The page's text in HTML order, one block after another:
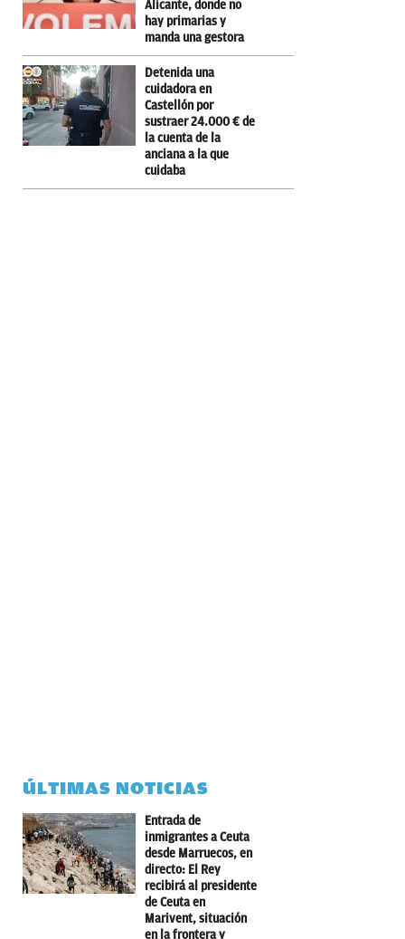
Alicante, donde no
hay primarias y
manda una gestora
Detenida una
cuidadora en
Castellón por
sustraer 24.000 € de
la cuenta de la
anciana a la que
cuidaba
ÚLTIMAS NOTICIAS
Entrada de
inmigrantes a Ceuta
desde Marruecos, en
directo: El Rey
recibirá al presidente
de Ceuta en
Marivent, situación
en la frontera y